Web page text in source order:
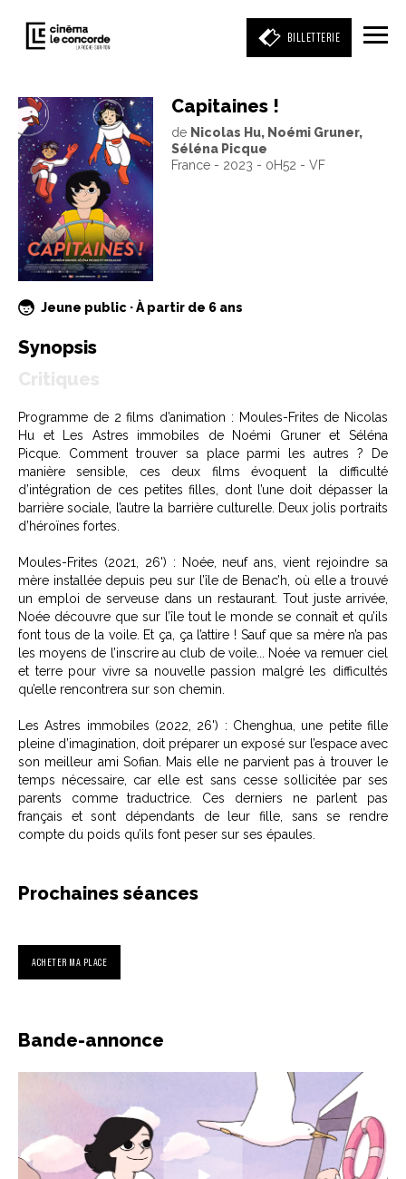
BILLETTERIE
Entrez votre mot clé
(film, réalisateur, acteur, événement)
Capitaines !
de Nicolas Hu, Noémi Gruner,
Séléna Picque
France - 2023 - 0H52 - VF
Jeune public · À partir de 6 ans
Synopsis
Programme de 2 films d’animation : Moules-Frites de Nicolas
Hu et
Les Astres immobiles de Noémi Gruner et Séléna
Picque. Comment trouver sa place parmi les autres ? De
manière sensible, ces deux films évoquent la difficulté
d’intégration de ces petites filles, dont l’une doit dépasser la
barrière sociale, l’autre la barrière culturelle. Deux jolis portraits
d’héroïnes fortes.
Moules-Frites (2021, 26') : Noée, neuf ans, vient rejoindre sa
mère installée depuis peu sur l’île de Benac’h, où elle a trouvé
un emploi de serveuse dans un restaurant. Tout juste arrivée,
Noée découvre que sur l’île tout le monde se connaît et qu’ils
font tous de la voile. Et ça, ça l’attire ! Sauf que sa mère n’a pas
les moyens de l’inscrire au club de voile... Noée va remuer ciel
et terre pour vivre sa nouvelle passion malgré les difficultés
qu’elle rencontrera sur son chemin.
Les Astres immobiles (2022, 26') : Chenghua, une petite fille
pleine d’imagination, doit préparer un exposé sur l’espace avec
son meilleur ami Sofian. Mais elle ne parvient pas à trouver le
temps nécessaire, car elle est sans cesse sollicitée par ses
parents comme traductrice. Ces derniers ne parlent pas
français et sont dépendants de leur fille, sans se rendre
compte du poids qu’ils font peser sur ses épaules.
Prochaines séances
ACHETER MA PLACE
Bande-annonce